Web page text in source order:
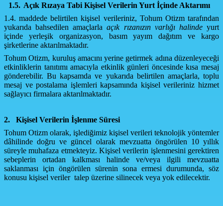
1.5. Açık Rızaya Tabi Kişisel Verilerin Yurt İçinde Aktarımı
1.4. maddede belirtilen kişisel verileriniz, Tohum Otizm tarafından
yukarıda bahsedilen amaçlarlaaçık rızanızın varlığı halindeyurt
içinde yerleşik organizasyon, basım yayım dağıtım ve kargo
şirketlerine aktarılmaktadır.
Tohum Otizm, kuruluş amacını yerine getirmek adına düzenleyeceği
etkinliklerin tanıtımı amacıyla etkinlik günleri öncesinde kısa mesaj
gönderebilir. Bu kapsamda ve yukarıda belirtilen amaçlarla, toplu
mesaj ve postalama işlemleri kapsamında kişisel verileriniz hizmet
sağlayıcı firmalara aktarılmaktadır.
2.
Kişisel Verilerin İşlenme Süresi
Tohum Otizm olarak, işlediğimiz kişisel verileri teknolojik yöntemler
dâhilinde doğru ve güncel olarak mevzuatta öngörülen 10 yıllık
süreyle muhafaza etmekteyiz. Kişisel verilerin işlenmesini gerektiren
sebeplerin ortadan kalkması halinde ve/veya ilgili mevzuatta
saklanması için öngörülen sürenin sona ermesi durumunda, söz
konusu kişisel veriler talep üzerine silinecek veya yok edilecektir.